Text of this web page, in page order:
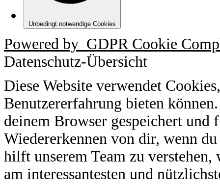
Unbedingt notwendige Cookies
Powered by GDPR Cookie
Datenschutz-Übersicht
Diese Website verwendet
Benutzererfahrung bieten
deinem Browser gespeichert und
Wiedererkennen von dir, wenn
hilft unserem Team zu
am interessantesten und